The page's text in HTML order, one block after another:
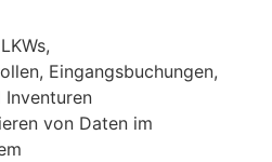
Eingangsbuchungen,
Inventuren
von Daten im